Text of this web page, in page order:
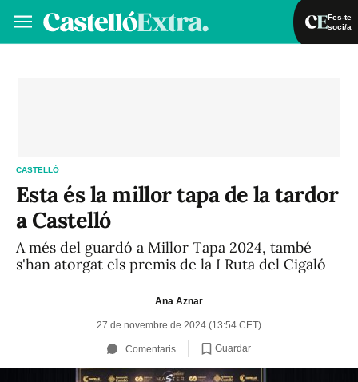
Fes-te
soci/a
CASTELLÓ
Esta és la millor tapa de la tardor
a Castelló
A més del guardó a Millor Tapa 2024, també
s'han atorgat els premis de la I Ruta del Cigaló
Ana Aznar
27 de novembre de 2024 (13:54 CET)
Comentaris Guardar